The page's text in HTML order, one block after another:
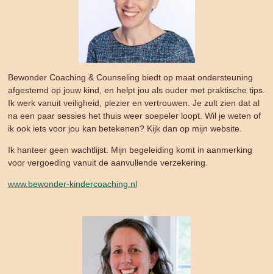
Bewonder Coaching & Counseling biedt op maat ondersteuning
afgestemd op jouw kind, en helpt jou als ouder met praktische tips.
Ik werk vanuit veiligheid, plezier en vertrouwen. Je zult zien dat al
na een paar sessies het thuis weer soepeler loopt. Wil je weten of
ik ook iets voor jou kan betekenen? Kijk dan op mijn website.
Ik hanteer geen wachtlijst. Mijn begeleiding komt in aanmerking
voor vergoeding vanuit de aanvullende verzekering.
www.bewonder-kindercoaching.nl